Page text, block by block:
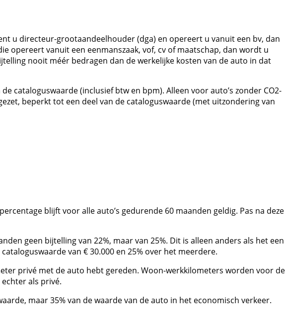
u directeur-grootaandeelhouder (dga) en opereert u vanuit een bv, dan
opereert vanuit een eenmanszaak, vof, cv of maatschap, dan wordt u
nooit méér bedragen dan de werkelijke kosten van de auto in dat
cataloguswaarde (inclusief btw en bpm). Alleen voor auto’s zonder CO2-
beperkt tot een deel van de cataloguswaarde (met uitzondering van
blijft voor alle auto’s gedurende 60 maanden geldig. Pas na deze
geen bijtelling van 22%, maar van 25%. Dit is alleen anders als het een
van € 30.000 en 25% over het meerdere.
privé met de auto hebt gereden. Woon-werkkilometers worden voor de
als privé.
maar 35% van de waarde van de auto in het economisch verkeer.